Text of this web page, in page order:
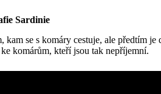
Sardinie
kam se s komáry cestuje, ale předtím
komárům, kteří jsou tak nepříjemní.